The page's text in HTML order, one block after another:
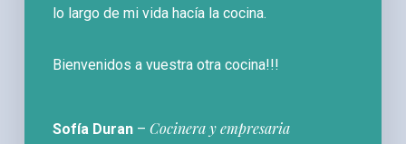
lo largo de mi vida hacía la cocina.
Bienvenidos a vuestra otra cocina!!!
Sofía Duran –Cocinera y empresaria